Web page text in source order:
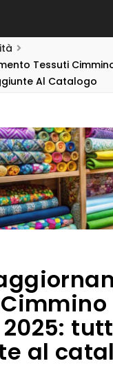
Tessuti
Al Catalogo
al